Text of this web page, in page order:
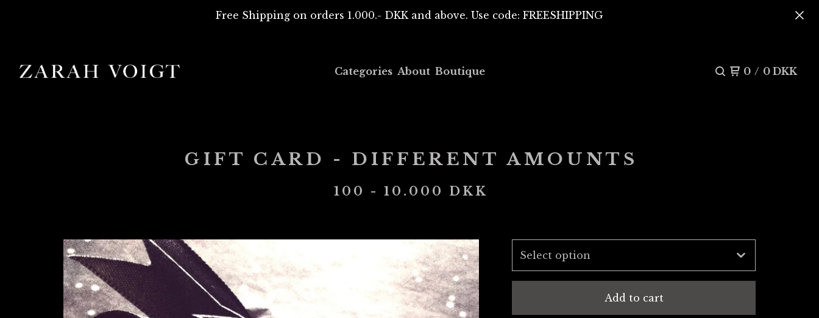
Free Shipping on orders 1.000.- DKK and above. Use code: FREESHIPPING
Categories About Boutique 0 / 0 DKK
GIFT CARD - DIFFERENT AMOUNTS
100 - 10.000 DKK
Add to cart